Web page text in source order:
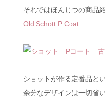
それではほんじつの商品紹
Old Schott P Coat
ショットが作る定番品と
余分なデザインは一切省